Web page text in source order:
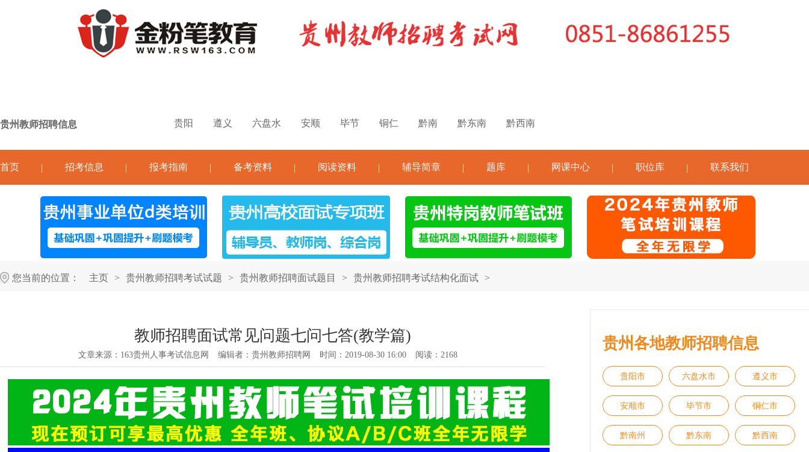
贵州教师招聘信息 贵阳 遵义 六盘水 安顺 毕节 铜仁 黔南 黔东南 黔西南
首页 招考信息 报考指南 备考资料 阅读资料 辅导简章 题库 网课中心 职位库 联系我们
您当前的位置： 主页 > 贵州教师招聘考试试题 > 贵州教师招聘面试题目 > 贵州教师招聘考试结构化面试 >
教师招聘面试常见问题七问七答(教学篇)
文章来源： 163贵州人事考试信息网 编辑者： 贵州教师招聘网 时间：2019-08-30 16:00 阅读： 2168
贵州各地教师招聘信息
贵阳市 六盘水市 遵义市
安顺市 毕节市 铜仁市
黔南州 黔东南 黔西南